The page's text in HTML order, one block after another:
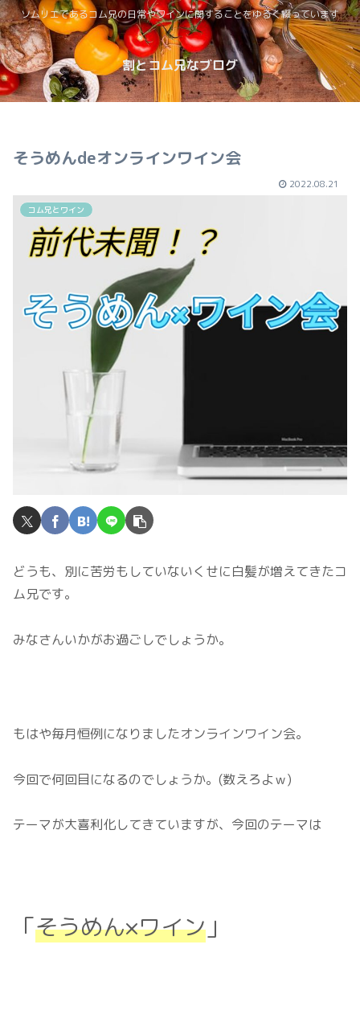
ソムリエであるコム兄の日常やワインに関することをゆるく綴っています
割とコム兄なブログ
そうめんdeオンラインワイン会
2022.08.21
コム兄とワイン
どうも、別に苦労もしていないくせに白髪が増えてきたコ
ム兄です。
みなさんいかがお過ごしでしょうか。
もはや毎月恒例になりましたオンラインワイン会。
今回で何回目になるのでしょうか。(数えろよｗ)
テーマが大喜利化してきていますが、今回のテーマは
「そうめん×ワイン 」